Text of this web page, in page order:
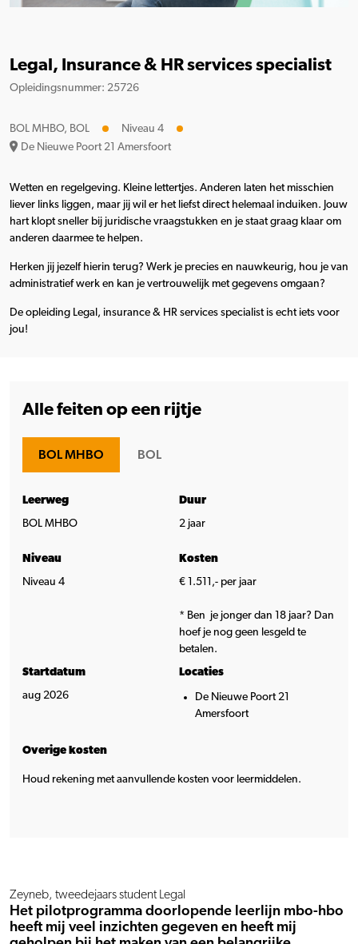
Legal, Insurance & HR services specialist
Opleidingsnummer: 25726
BOL MHBO, BOL
Niveau 4
De Nieuwe Poort 21 Amersfoort
Wetten en regelgeving. Kleine lettertjes. Anderen laten het misschien
liever links liggen, maar jij wil er het liefst direct helemaal induiken. Jouw
hart klopt sneller bij juridische vraagstukken en je staat graag klaar om
anderen daarmee te helpen.
Herken jij jezelf hierin terug? Werk je precies en nauwkeurig, hou je van
administratief werk en kan je vertrouwelijk met gegevens omgaan?
De opleiding Legal, insurance & HR services specialist is echt iets voor
jou!
Alle feiten op een rijtje
BOL MHBO BOL
Leerweg
BOL MHBO
Duur
2 jaar
Niveau
Niveau 4
Kosten
€ 1.511,- per jaar
* Ben je jonger dan 18 jaar? Dan
hoef je nog geen lesgeld te
betalen.
Startdatum
aug 2026
Locaties
De Nieuwe Poort 21
Amersfoort
Overige kosten
Houd rekening met aanvullende kosten voor leermiddelen.
Zeyneb, tweedejaars student Legal
Het pilotprogramma doorlopende leerlijn mbo-hbo
heeft mij veel inzichten gegeven en heeft mij